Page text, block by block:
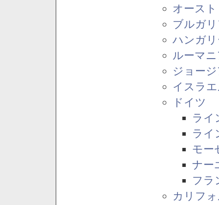
オース
ブルガ
ハンガ
ルーマ
ジョー
イスラ
ドイツ
ライ
ライ
モー
ナー
フラ
カリフ